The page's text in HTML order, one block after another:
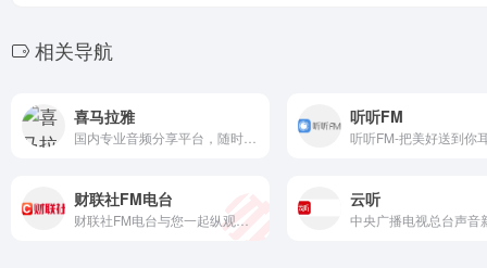
相关导航
喜马拉雅 听听FM
听听FM-把美好送到你
财联社FM电台
财联社FM电台与您一起纵观股市行情异动，财经投资培训、股票培训名家：财华院院长毛毛、首席研究员冯辰靓、百瑞赢资深讲师李晨、知名财经博主，职业投资人扫地僧、第一财经特邀嘉宾魏济寿等多位财经名家为您指导培训。
云听